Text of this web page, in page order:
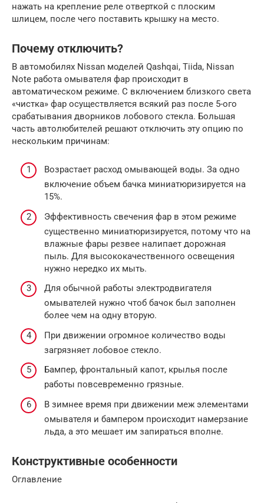
нажать на крепление реле отверткой с плоским
шлицем, после чего поставить крышку на место.
Почему отключить?
В автомобилях Nissan моделей Qashqai, Tiida, Nissan
Note работа омывателя фар происходит в
автоматическом режиме. С включением близкого света
«чистка» фар осуществляется всякий раз после 5-ого
срабатывания дворников лобового стекла. Большая
часть автолюбителей решают отключить эту опцию по
нескольким причинам:
Возрастает расход омывающей воды. За одно
включение объем бачка миниатюризируется на
15%.
Эффективность свечения фар в этом режиме
существенно миниатюризируется, потому что на
влажные фары резвее налипает дорожная
пыль. Для высококачественного освещения
нужно нередко их мыть.
Для обычной работы электродвигателя
омывателей нужно чтоб бачок был заполнен
более чем на одну вторую.
При движении огромное количество воды
загрязняет лобовое стекло.
Бампер, фронтальный капот, крылья после
работы повсевременно грязные.
В зимнее время при движении меж элементами
омывателя и бампером происходит намерзание
льда, а это мешает им запираться вполне.
Конструктивные особенности
Оглавление